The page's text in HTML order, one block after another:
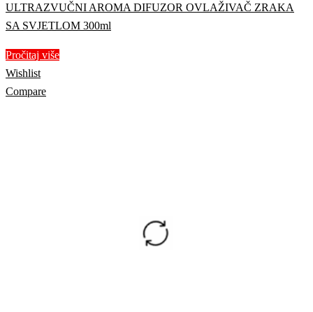
ULTRAZVUČNI AROMA DIFUZOR OVLAŽIVAČ ZRAKA
SA SVJETLOM 300ml
Pročitaj više
Wishlist
Compare